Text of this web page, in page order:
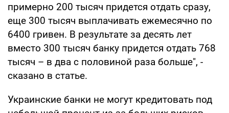
примерно 200 тысяч придется отдать сразу,
еще 300 тысяч выплачивать ежемесячно по
6400 гривен. В результате за десять лет
вместо 300 тысяч банку придется отдать 768
тысяч – в два с половиной раза больше", -
сказано в статье.
Украинские банки не могут кредитовать под